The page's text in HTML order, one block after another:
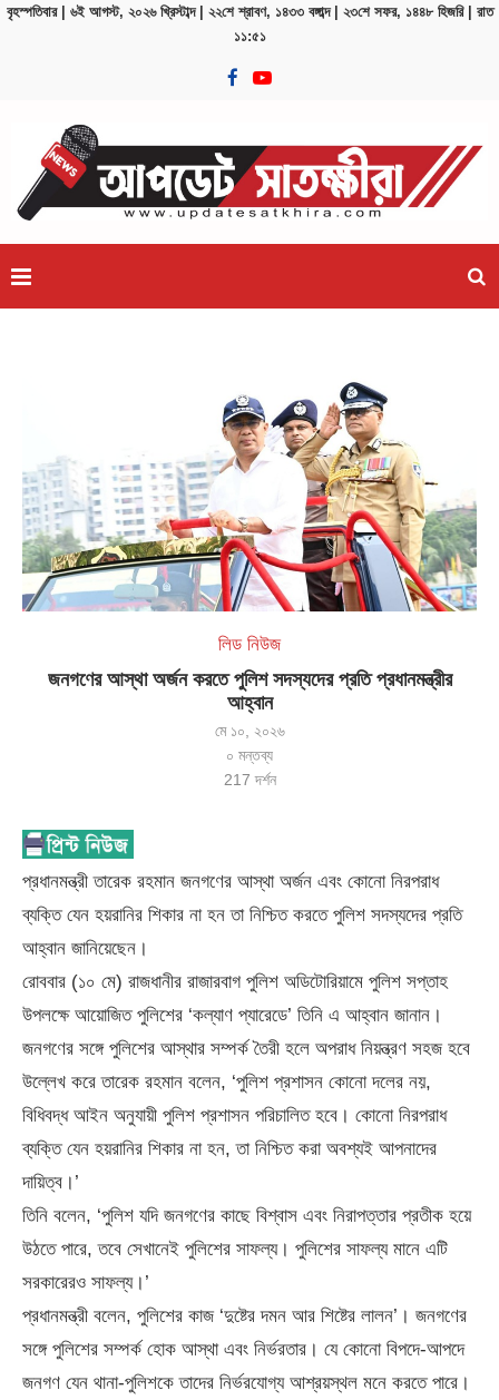
বৃহস্পতিবার | ৬ই আগস্ট, ২০২৬ খ্রিস্টাব্দ | ২২শে শ্রাবণ, ১৪৩৩ বঙ্গাব্দ | ২৩শে সফর, ১৪৪৮ হিজরি | রাত
১১:৫১
লিড নিউজ
জনগণের আস্থা অর্জন করতে পুলিশ সদস্যদের প্রতি প্রধানমন্ত্রীর
আহ্বান
মে ১০, ২০২৬
০ মন্তব্য
217 দর্শন
প্রধানমন্ত্রী তারেক রহমান জনগণের আস্থা অর্জন এবং কোনো নিরপরাধ
ব্যক্তি যেন হয়রানির শিকার না হন তা নিশ্চিত করতে পুলিশ সদস্যদের প্রতি
আহ্বান জানিয়েছেন।
রোববার (১০ মে) রাজধানীর রাজারবাগ পুলিশ অডিটোরিয়ামে পুলিশ সপ্তাহ
উপলক্ষে আয়োজিত পুলিশের ‘কল্যাণ প্যারেডে’ তিনি এ আহ্বান জানান।
জনগণের সঙ্গে পুলিশের আস্থার সম্পর্ক তৈরী হলে অপরাধ নিয়ন্ত্রণ সহজ হবে
উল্লেখ করে তারেক রহমান বলেন, ‘পুলিশ প্রশাসন কোনো দলের নয়,
বিধিবদ্ধ আইন অনুযায়ী পুলিশ প্রশাসন পরিচালিত হবে। কোনো নিরপরাধ
ব্যক্তি যেন হয়রানির শিকার না হন, তা নিশ্চিত করা অবশ্যই আপনাদের
দায়িত্ব।’
তিনি বলেন, ‘পুলিশ যদি জনগণের কাছে বিশ্বাস এবং নিরাপত্তার প্রতীক হয়ে
উঠতে পারে, তবে সেখানেই পুলিশের সাফল্য। পুলিশের সাফল্য মানে এটি
সরকারেরও সাফল্য।’
প্রধানমন্ত্রী বলেন, পুলিশের কাজ ‘দুষ্টের দমন আর শিষ্টের লালন’। জনগণের
সঙ্গে পুলিশের সম্পর্ক হোক আস্থা এবং নির্ভরতার। যে কোনো বিপদে-আপদে
জনগণ যেন থানা-পুলিশকে তাদের নির্ভরযোগ্য আশ্রয়স্থল মনে করতে পারে।